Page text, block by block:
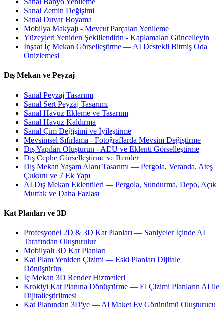
Sanal Banyo Yenileme
Sanal Zemin Değişimi
Sanal Duvar Boyama
Mobilya Makyajı - Mevcut Parçaları Yenileme
Yüzeyleri Yeniden Şekillendirin - Kaplamaları Güncelleyin
İnşaat İç Mekan Görselleştirme — AI Destekli Bitmiş Oda
Önizlemesi
Dış Mekan ve Peyzaj
Sanal Peyzaj Tasarımı
Sanal Sert Peyzaj Tasarımı
Sanal Havuz Ekleme ve Tasarımı
Sanal Havuz Kaldırma
Sanal Çim Değişimi ve İyileştirme
Mevsimsel Sıfırlama - Fotoğraflarda Mevsim Değiştirme
Dış Yapıları Oluşturun - ADU ve Eklenti Görselleştirme
Dış Cephe Görselleştirme ve Render
Dış Mekan Yaşam Alanı Tasarımı — Pergola, Veranda, Ateş
Çukuru ve 7 Ek Yapı
AI Dış Mekan Eklentileri — Pergola, Sundurma, Depo, Açık
Mutfak ve Daha Fazlası
Kat Planları ve 3D
Profesyonel 2D & 3D Kat Planları — Saniyeler İçinde AI
Tarafından Oluşturulur
Mobilyalı 3D Kat Planları
Kat Planı Yeniden Çizimi — Eski Planları Dijitale
Dönüştürün
İç Mekan 3D Render Hizmetleri
Krokiyi Kat Planına Dönüştürme — El Çizimi Planların AI ile
Dijitalleştirilmesi
Kat Planından 3D'ye — AI Maket Ev Görünümü Oluşturucu